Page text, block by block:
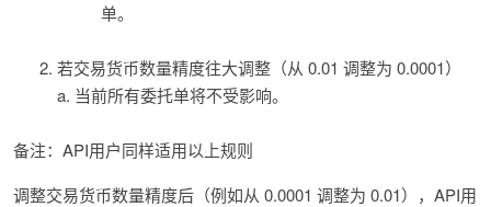
单。
若交易货币数量精度往大调整（从 0.01 调整为 0.0001）
a. 当前所有委托单将不受影响。
备注：API用户同样适用以上规则
调整交易货币数量精度后（例如从 0.0001 调整为 0.01），API用